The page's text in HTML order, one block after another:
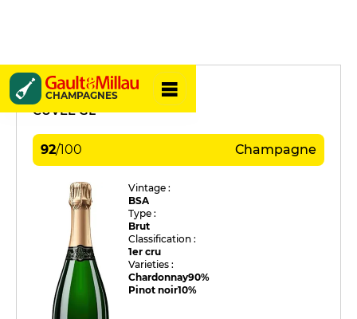
CHAMPAGNES
Guy Larmandier
CUVÉE GL
92/100 Champagne
Vintage :
BSA
Type :
Brut
Classification :
1er cru
Varieties :
Chardonnay90%
Pinot noir10%